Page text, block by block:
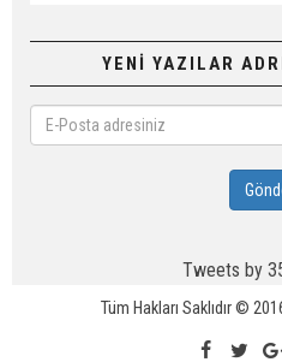
YENİ YAZILAR
Tweets by
Tüm Hakları Saklıdır ©